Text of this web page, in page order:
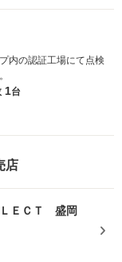
内の認証工場にて点検
1台
店
ＥＣＴ 盛岡